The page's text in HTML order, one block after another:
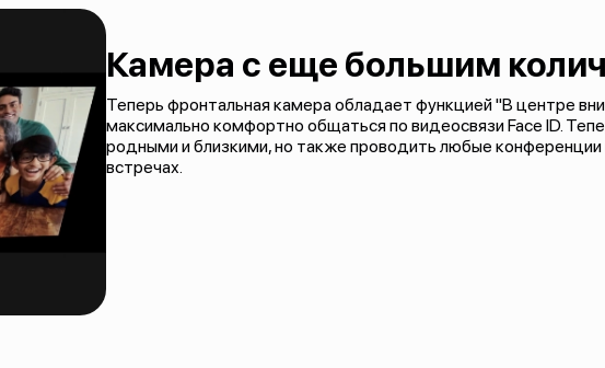
Камера с еще большим
Теперь фронтальная камера обладает функцией "В центре
максимально комфортно общаться по видеосвязи Face ID.
родными и близкими, но также проводить любые конференции
встречах.